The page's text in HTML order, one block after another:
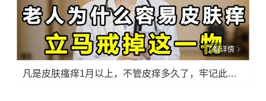
了解详情
凡是皮肤瘙痒1月以上，不管皮痒多久了，牢记此法，快！准！狠！